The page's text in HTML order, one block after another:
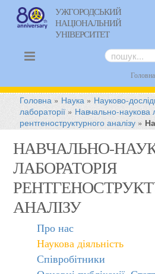
УЖГОРОДСЬКИЙ
НАЦІОНАЛЬНИЙ
УНІВЕРСИТЕТ
Головна
Головна » Наука » Науково-
лабораторії » Навчально-наукова
рентгеноструктурного аналізу »
НАВЧАЛЬНО-
ЛАБОРАТОРІЯ
АНАЛІЗУ
Про нас
Наукова діяльність
Співробітники